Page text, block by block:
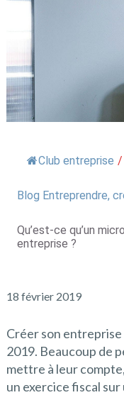
Club entreprise /
Blog Entreprendre,
Qu’est-ce qu’un
entreprise ?
18 février 2019
Créer son
2019. Beaucoup de
mettre à leur
un exercice fiscal sur